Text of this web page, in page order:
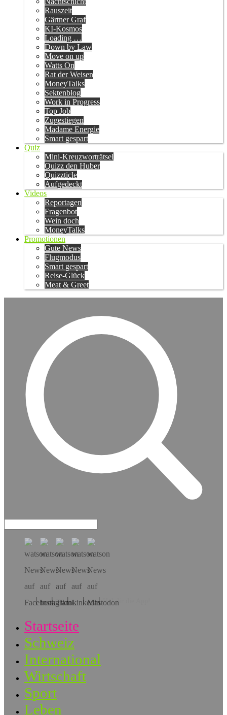
Rauszeit
Gärtner Graf
KI-Kosmos
Loading …
Down by Law
Move on up
Watts On
Rat der Weisen
MoneyTalks
Sektenblog
Work in Progress
Top Job
Zugestiegen
Madame Energie
Smart gespart
Quiz
Mini-Kreuzworträtsel
Quizz den Huber
Quizzticle
Aufgedeckt
Videos
Reportagen
Fragenbot
Wein doch
MoneyTalks
Promotionen
Gute News
Flugmodus
Smart gespart
Reise-Glück
Meat & Greet
Hol dir die App!
Startseite
Schweiz
International
Wirtschaft
Sport
Leben